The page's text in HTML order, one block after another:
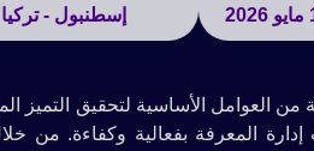
إسطنبول - تركيا
العوامل الأساسية لتحقيق التميز
إدارة المعرفة بفعالية وكفاءة. من